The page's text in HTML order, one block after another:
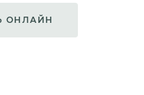
ОНЛАЙН